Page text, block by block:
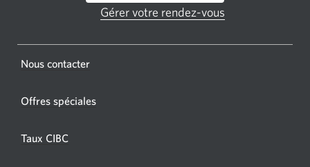
Une
Une
fenêtre
Gérer votre rendez-vous
Nous contacter
Offres spéciales
Taux CIBC